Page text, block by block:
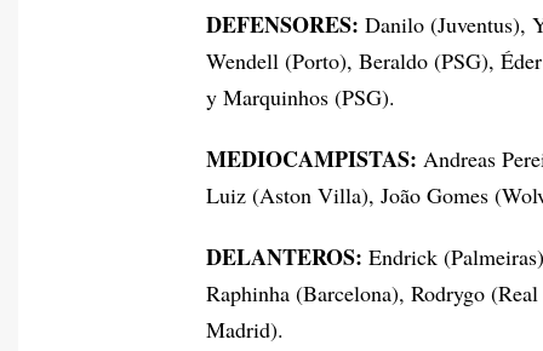
DEFENSORES: Danilo (Juventus),
Wendell (Porto), Beraldo (PSG),
y Marquinhos (PSG).
MEDIOCAMPISTAS: Andreas
Luiz (Aston Villa), João Gomes
DELANTEROS: Endrick
Raphinha (Barcelona), Rodrygo
Madrid).